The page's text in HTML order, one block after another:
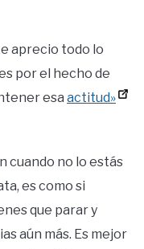
aprecio todo lo
por el hecho de
esa actitud»
cuando no lo estás
es como si
que parar y
aún más. Es mejor